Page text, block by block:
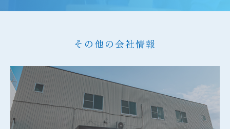
その他の会社情報